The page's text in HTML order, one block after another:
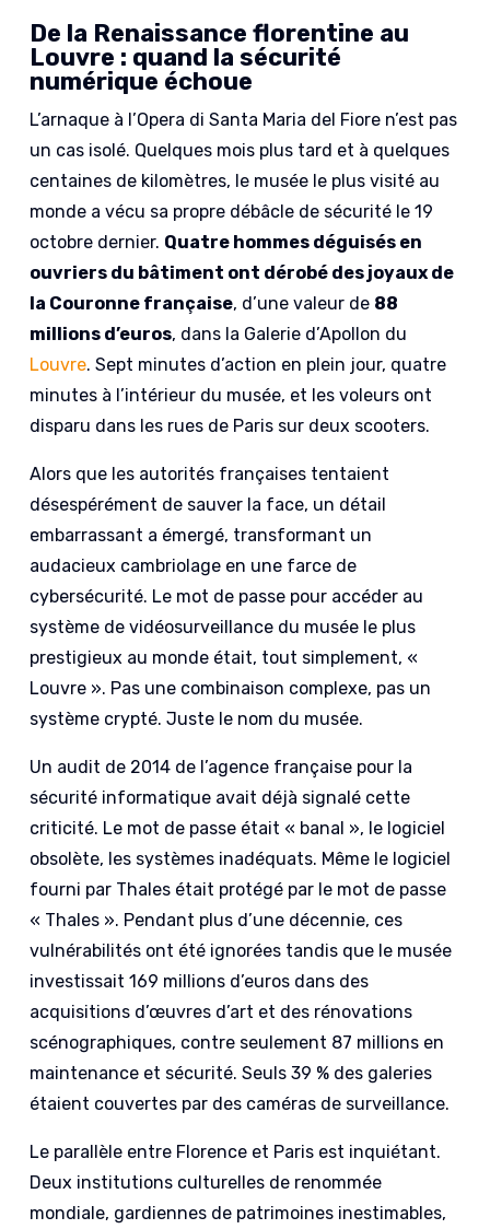
De la Renaissance florentine au
Louvre : quand la sécurité
numérique échoue
L’arnaque à l’Opera di Santa Maria del Fiore n’est pas
un cas isolé. Quelques mois plus tard et à quelques
centaines de kilomètres, le musée le plus visité au
monde a vécu sa propre débâcle de sécurité le 19
octobre dernier. Quatre hommes déguisés en
ouvriers du bâtiment ont dérobé des joyaux de
la Couronne française, d’une valeur de 88
millions d’euros, dans la Galerie d’Apollon du
Louvre. Sept minutes d’action en plein jour, quatre
minutes à l’intérieur du musée, et les voleurs ont
disparu dans les rues de Paris sur deux scooters.
Alors que les autorités françaises tentaient
désespérément de sauver la face, un détail
embarrassant a émergé, transformant un
audacieux cambriolage en une farce de
cybersécurité. Le mot de passe pour accéder au
système de vidéosurveillance du musée le plus
prestigieux au monde était, tout simplement, «
Louvre ». Pas une combinaison complexe, pas un
système crypté. Juste le nom du musée.
Un audit de 2014 de l’agence française pour la
sécurité informatique avait déjà signalé cette
criticité. Le mot de passe était « banal », le logiciel
obsolète, les systèmes inadéquats. Même le logiciel
fourni par Thales était protégé par le mot de passe
« Thales ». Pendant plus d’une décennie, ces
vulnérabilités ont été ignorées tandis que le musée
investissait 169 millions d’euros dans des
acquisitions d’œuvres d’art et des rénovations
scénographiques, contre seulement 87 millions en
maintenance et sécurité. Seuls 39 % des galeries
étaient couvertes par des caméras de surveillance.
Le parallèle entre Florence et Paris est inquiétant.
Deux institutions culturelles de renommée
mondiale, gardiennes de patrimoines inestimables,